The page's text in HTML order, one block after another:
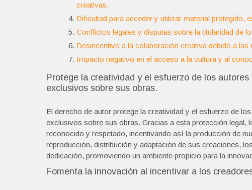
creativas.
Dificultad para acceder y utilizar material protegido,
Conflictos legales y disputas sobre la titularidad de
Desincentivo a la colaboración creativa debido a
Impacto negativo en el acceso a la cultura y al
Protege la creatividad y el esfuerzo de los
exclusivos sobre sus obras.
El derecho de autor protege la creatividad y el esfuerzo de
exclusivos sobre sus obras. Gracias a esta protección legal,
reconocido y respetado, incentivando así la producción de
reproducción, distribución y adaptación de sus creaciones,
dedicación, promoviendo un ambiente propicio para la
Fomenta la innovación al incentivar a los